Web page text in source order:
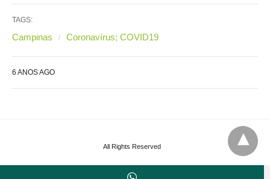
TAGS:
Campinas Coronavírus; COVID19
6 ANOS AGO
All Rights Reserved